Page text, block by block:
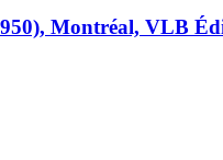
Montréal, VLB